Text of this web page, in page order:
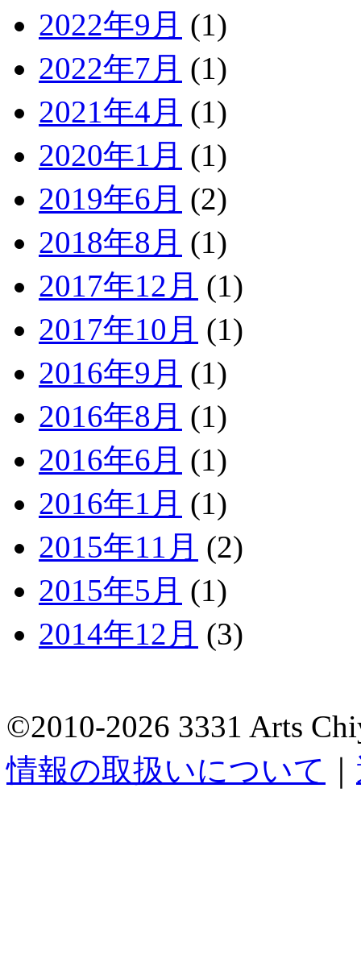
2022年9月 (1)
2022年7月 (1)
2021年4月 (1)
2020年1月 (1)
2019年6月 (2)
2018年8月 (1)
2017年12月 (1)
2017年10月 (1)
2016年9月 (1)
2016年8月 (1)
2016年6月 (1)
2016年1月 (1)
2015年11月 (2)
2015年5月 (1)
2014年12月 (3)
©2010-2026 3331 Arts
情報の取扱いについて ｜